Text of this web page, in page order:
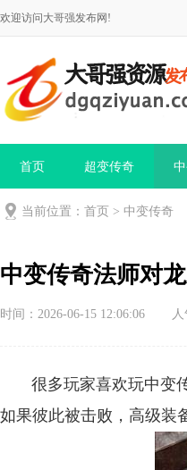
欢迎访问大哥强发布网!
首页 超变传奇
当前位置： 首页 > 中变传奇
中变传奇法师对
时间：2026-06-15 12:06:06 人
很多玩家喜欢玩中变传
如果彼此被击败，高级装